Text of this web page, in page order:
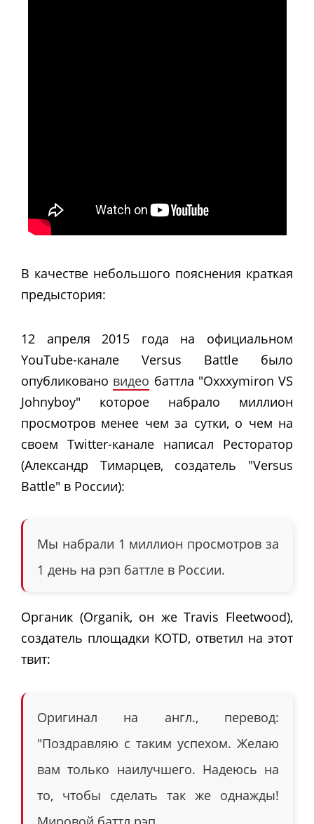
В качестве небольшого пояснения краткая
предыстория:
12 апреля 2015 года на официальном
YouTube-канале Versus Battle было
опубликовано видео баттла "Oxxxymiron VS
Johnyboy" которое набрало миллион
просмотров менее чем за сутки, о чем на
своем Twitter-канале написал Ресторатор
(Александр Тимарцев, создатель "Versus
Battle" в России):
Мы набрали 1 миллион просмотров за
1 день на рэп баттле в России.
Органик (Organik, он же Travis Fleetwood),
создатель площадки KOTD, ответил на этот
твит:
Оригинал на англ., перевод:
"Поздравляю с таким успехом. Желаю
вам только наилучшего. Надеюсь на
то, чтобы сделать так же однажды!